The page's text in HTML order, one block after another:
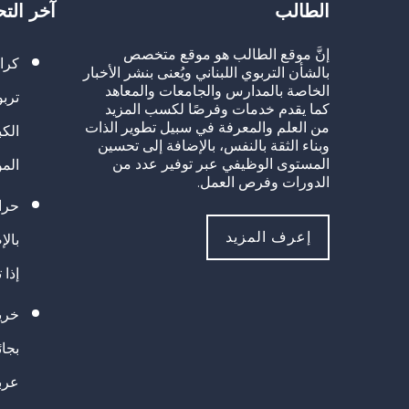
الطالب
إنَّ موقع الطالب هو موقع متخصص
بالشأن التربوي اللبناني ويُعنى بنشر الأخبار
الخاصة بالمدارس والجامعات والمعاهد
كما يقدم خدمات وفرصًا لكسب المزيد
من العلم والمعرفة في سبيل تطوير الذات
وبناء الثقة بالنفس، بالإضافة إلى تحسين
المستوى الوظيفي عبر توفير عدد من
الدورات وفرص العمل.
إعرف المزيد
آخر